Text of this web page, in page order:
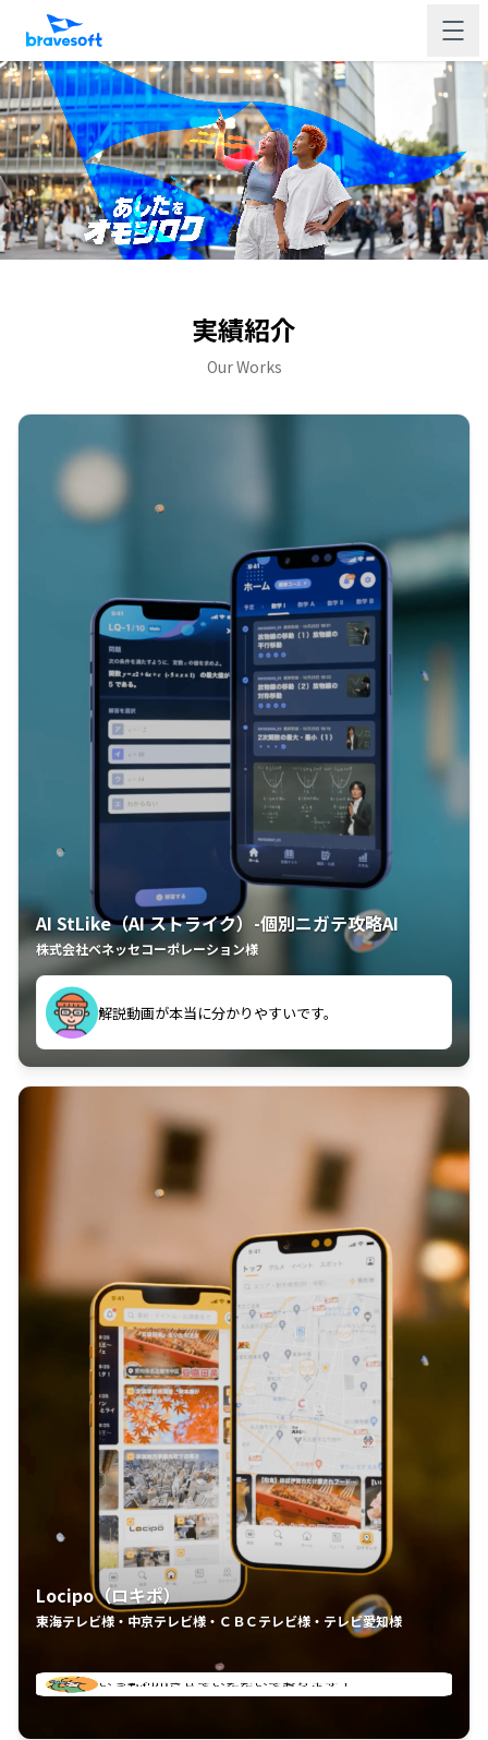
実績紹介
Our Works
AI StLike（AI ストライク）-個別ニガテ攻略AI
株式会社ベネッセコーポレーション様
古文漢文を主に使わせていただいているが、復習する
のに非常に役立っている。
解説動画が本当に分かりやすいです。
Locipo（ロキポ）
東海テレビ様・中京テレビ様・ＣＢＣテレビ様・テレビ愛知様
中京テレビのおもしろ番組が視聴可能地域外からも見
れるの嬉しいポイント
いつも利用させていただいております！